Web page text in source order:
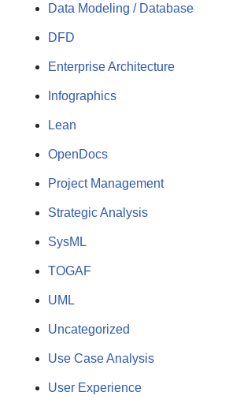
Data Modeling / Database
DFD
Enterprise Architecture
Infographics
Lean
OpenDocs
Project Management
Strategic Analysis
SysML
TOGAF
UML
Uncategorized
Use Case Analysis
User Experience